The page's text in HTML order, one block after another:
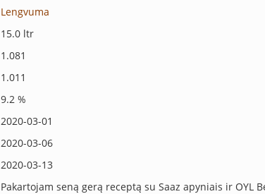
Lengvuma
15.0 ltr
1.081
1.011
9.2 %
2020-03-01
2020-03-06
2020-03-13
Pakartojam seną gerą receptą su Saaz apyniais ir